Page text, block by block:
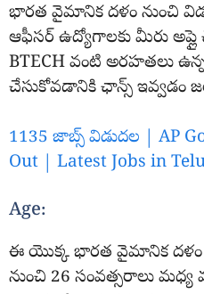
భారత వైమానిక దళం నుంచి
ఆఫీసర్ ఉద్యోగాలకు మీరు
BTECH వంటి అరహతలు
చేసుకోవడానికి ఛాన్స్ ఇవ్వడం
1135 జాబ్స్ విడుదల | AP
Out | Latest Jobs in
Age:
ఈ యొక్క భారత వైమానిక దళం
నుంచి 26 సంవత్సరాలు